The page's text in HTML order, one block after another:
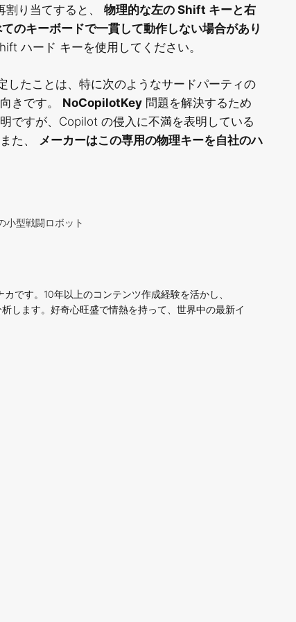
り当てすると、 物理的な左の Shift キーと右
のキーボードで一貫して動作しない場合があり
ハード キーを使用してください。
たことは、特に次のようなサードパーティの
きです。 NoCopilotKey 問題を解決するため
ですが、Copilot の侵入に不満を表明している
た、
メーカーはこの専用の物理キーを自社のハ
小型戦闘ロボット
です。10年以上のコンテンツ作成経験を活かし、
します。好奇心旺盛で情熱を持って、世界中の最新イ